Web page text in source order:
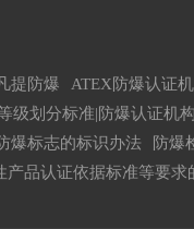
提防爆 ATEX防爆认证
级划分标准|防爆认证机构
爆标志的标识办法 防爆
品认证依据标准等要求